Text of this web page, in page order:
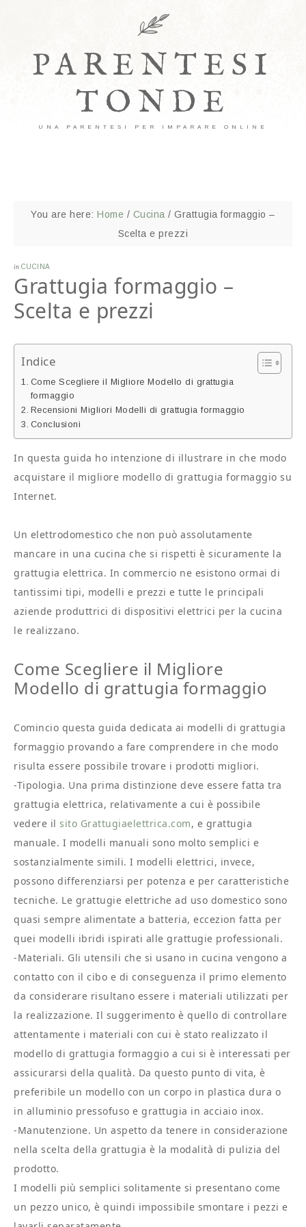
PARENTESI
TONDE
UNA PARENTESI PER IMPARARE ONLINE
You are here:Home / Cucina / Grattugia formaggio –
Scelta e prezzi
in CUCINA
Grattugia formaggio –
Scelta e prezzi
Indice
Come Scegliere il Migliore Modello di grattugia
formaggio
Recensioni Migliori Modelli di grattugia formaggio
Conclusioni
In questa guida ho intenzione di illustrare in che modo
acquistare il migliore modello di grattugia formaggio su
Internet.
Un elettrodomestico che non può assolutamente
mancare in una cucina che si rispetti è sicuramente la
grattugia elettrica. In commercio ne esistono ormai di
tantissimi tipi, modelli e prezzi e tutte le principali
aziende produttrici di dispositivi elettrici per la cucina
le realizzano.
Come Scegliere il Migliore
Modello di grattugia formaggio
Comincio questa guida dedicata ai modelli di grattugia
formaggio provando a fare comprendere in che modo
risulta essere possibile trovare i prodotti migliori.
-Tipologia. Una prima distinzione deve essere fatta tra
grattugia elettrica, relativamente a cui è possibile
vedere il sito Grattugiaelettrica.com, e grattugia
manuale. I modelli manuali sono molto semplici e
sostanzialmente simili. I modelli elettrici, invece,
possono differenziarsi per potenza e per caratteristiche
tecniche. Le grattugie elettriche ad uso domestico sono
quasi sempre alimentate a batteria, eccezion fatta per
quei modelli ibridi ispirati alle grattugie professionali.
-Materiali. Gli utensili che si usano in cucina vengono a
contatto con il cibo e di conseguenza il primo elemento
da considerare risultano essere i materiali utilizzati per
la realizzazione. Il suggerimento è quello di controllare
attentamente i materiali con cui è stato realizzato il
modello di grattugia formaggio a cui si è interessati per
assicurarsi della qualità. Da questo punto di vita, è
preferibile un modello con un corpo in plastica dura o
in alluminio pressofuso e grattugia in acciaio inox.
-Manutenzione. Un aspetto da tenere in considerazione
nella scelta della grattugia è la modalità di pulizia del
prodotto.
I modelli più semplici solitamente si presentano come
un pezzo unico, è quindi impossibile smontare i pezzi e